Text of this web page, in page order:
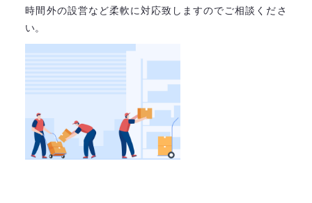
時間外の設営など柔軟に対応致しますのでご相談くださ
い。